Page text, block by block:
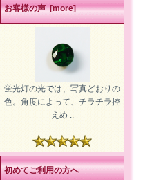
お客様の声 [more]
蛍光灯の光では、写真どおりの
色。角度によって、チラチラ控
えめ ..
初めてご利用の方へ